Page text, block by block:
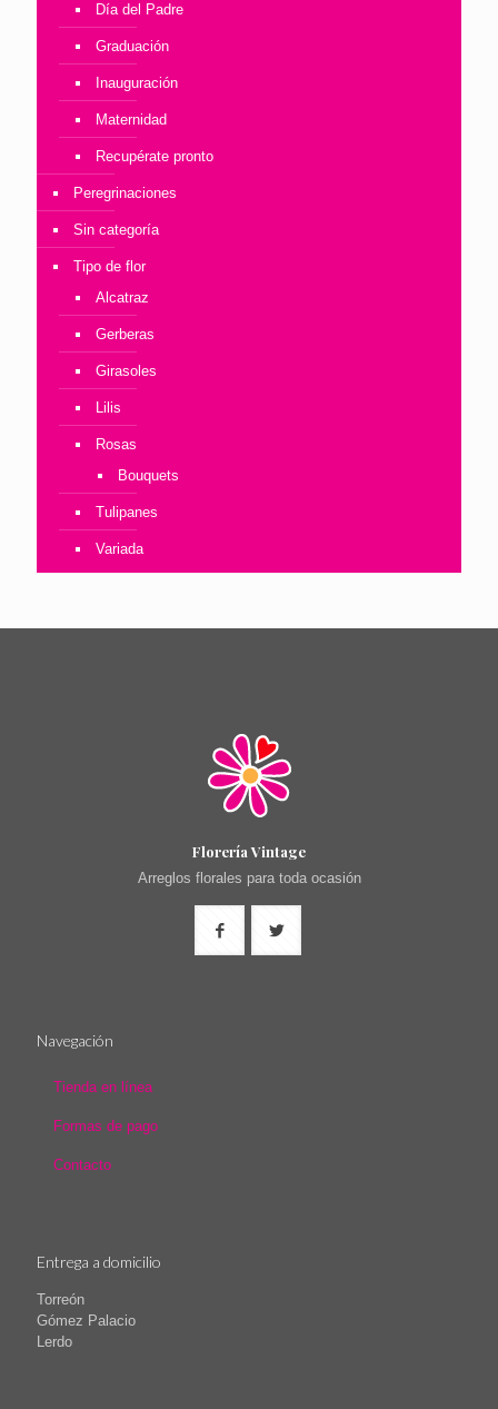
Día del Padre
Graduación
Inauguración
Maternidad
Recupérate pronto
Peregrinaciones
Sin categoría
Tipo de flor
Alcatraz
Gerberas
Girasoles
Lilis
Rosas
Bouquets
Tulipanes
Variada
Florería Vintage
Arreglos florales para toda ocasión
Navegación
Tienda en línea
Formas de pago
Contacto
Entrega a domicilio
Torreón
Gómez Palacio
Lerdo